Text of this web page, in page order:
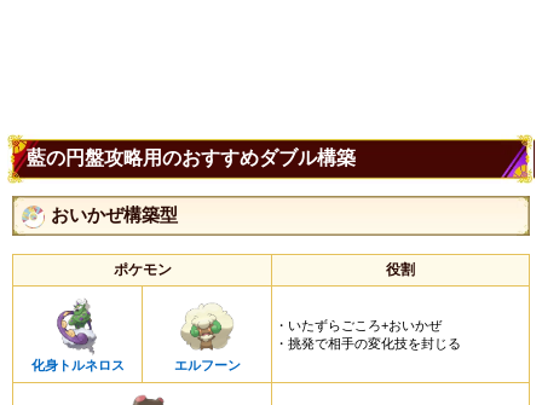
藍の円盤攻略用のおすすめダブル構築
おいかぜ構築型
ポケモン 役割
化身トルネロス エルフーン
・いたずらごころ+おいかぜ
・挑発で相手の変化技を封じる